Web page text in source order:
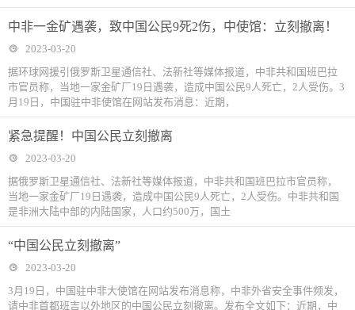
中非一金矿遇袭，致中国公民9死2伤，中使馆：立刻撤离！
2023-03-20
据环球网援引俄罗斯卫星通信社、法新社等媒体报道，中非共和国班巴拉
市官员称，当地一家金矿厂19日遇袭，造成中国公民9人死亡，2人受伤。3
月19日，中国驻中非使馆在网站发布消息：近期，
紧急提醒！中国公民立刻撤离
2023-03-20
据俄罗斯卫星通信社、法新社等媒体报道，中非共和国班巴拉市官员称，
当地一家金矿厂19日遇袭，造成中国公民9人死亡，2人受伤。中非共和国
是非洲大陆中部的内陆国家，人口约500万，国土
“中国公民立刻撤离”
2023-03-20
3月19日，中国驻中非大使馆在网站发布消息称，中非外省安全事件频发，
请中非首都班吉以外地区的中国公民立刻撤离。发布全文如下：近期，中